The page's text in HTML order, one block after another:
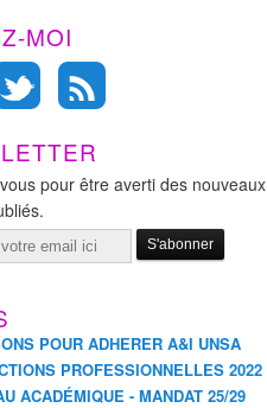
MOI
pour être averti des nouveaux
POUR ADHERER A&I UNSA
PROFESSIONNELLES 2022
ACADÉMIQUE - MANDAT 25/29